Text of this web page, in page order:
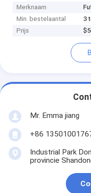
Merknaam
Min. bestelaantal
3
Prijs
Mr. Emma jiang
+86
Industrial Park
provincie